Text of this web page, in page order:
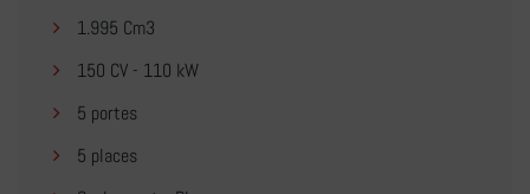
1.995 Cm3
150 CV - 110 kW
5 portes
5 places